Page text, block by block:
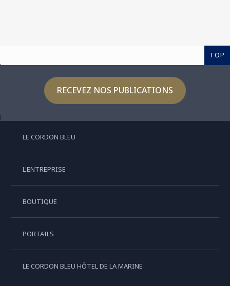
TOP
RECEVEZ NOS PUBLICATIONS
LE CORDON BLEU
L'ENTREPRISE
BOUTIQUE
PORTAILS
LE CORDON BLEU HÔTEL DE LA MARINE